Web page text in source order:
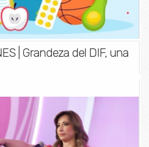
| Grandeza del DIF, una